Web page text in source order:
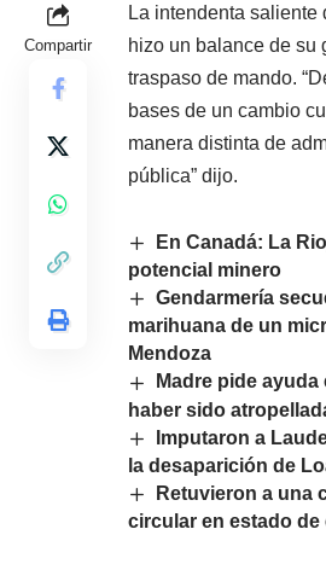
Compartir
La intendenta saliente
hizo un balance de su
traspaso de mando.
bases de un cambio
manera distinta de
pública” dijo.
En Canadá: La
potencial minero
Gendarmería
marihuana de un
Mendoza
Madre pide
haber sido
Imputaron a
la desaparición de
Retuvieron a una
circular en estado